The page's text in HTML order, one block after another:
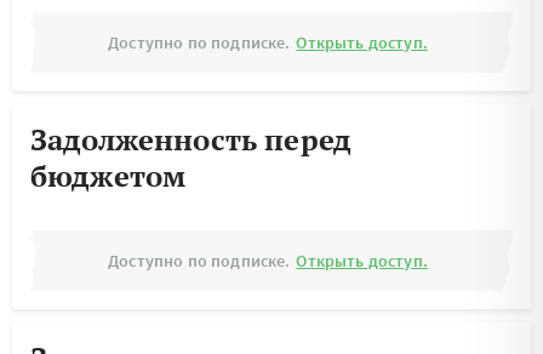
Доступно по подписке. Открыть доступ.
Задолженность перед
бюджетом
Доступно по подписке. Открыть доступ.